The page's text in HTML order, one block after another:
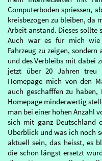
Computerboden spriessen,
kreisbezogen zu bleiben, da
Arbeit anstand. Dieses sollte
Auch war es für mich
Fahrzeug zu zeigen,
und des Verbleibs mit dabei
jetzt über 20 Jahren treu
Homepage mich von den
auch geschafffen zu
Homepage minderwertig
man bei einer hohen Anzahl
sich mit ganz Deutschland
Überblick und was ich noch
aktuell sein, das heisst, es
die schon längst ersetzt